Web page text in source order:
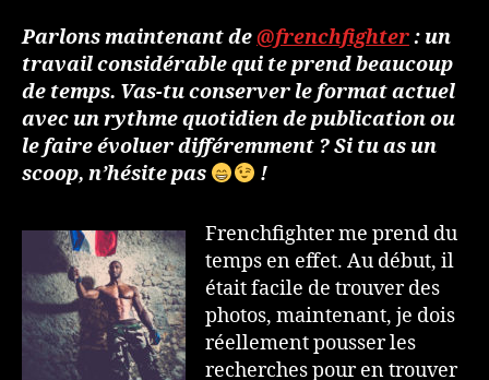
Parlons maintenant de@frenchfighter: un
travail considérable qui te prend beaucoup
de temps. Vas-tu conserver le format actuel
avec un rythme quotidien de publication ou
le faire évoluer différemment ? Si tu as un
scoop, n’hésite pas
!
Frenchfighter me prend du
temps en effet. Au début, il
était facile de trouver des
photos, maintenant, je dois
réellement pousser les
recherches pour en trouver